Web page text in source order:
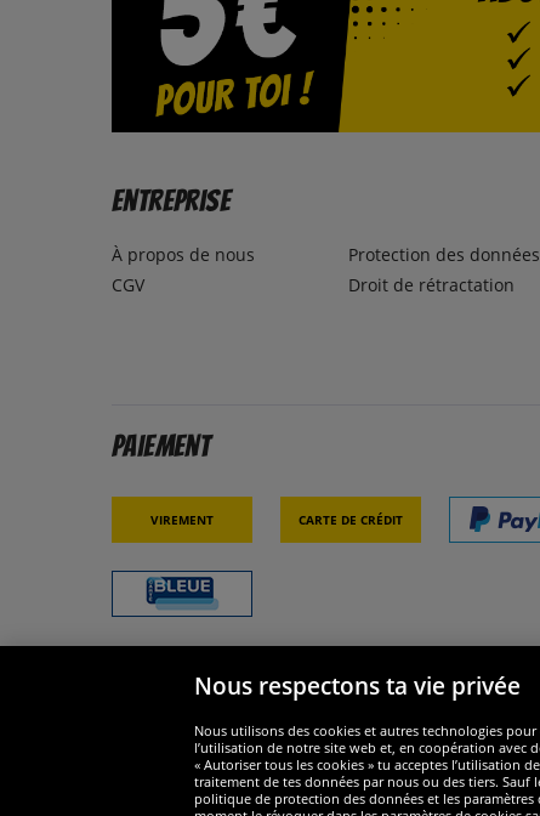
Entreprise
À propos de nous
CGV
Protection des données
Droit de rétractation
Paiement
Virement Carte de crédit
Nous respectons ta vie privée
Nous utilisons des cookies et autres technologies
l’utilisation de notre site web et, en coopération avec
« Autoriser tous les cookies » tu acceptes l’utilisation
traitement de tes données par nous ou des tiers. Sauf
politique de protection des données et les